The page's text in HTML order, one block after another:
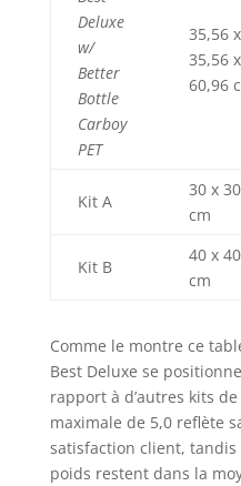
Deluxe
w/
Better
Bottle
Carboy
PET
35,56 x
35,56 x
60,96
Kit A
30 x
cm
Kit B
40 x
cm
Comme le montre ce
Best Deluxe se
rapport à d’autres kits
maximale de 5,0 reflète
satisfaction client,
poids restent dans la